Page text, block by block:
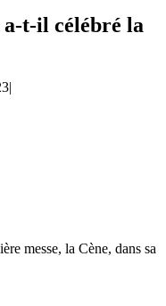
a-t-il célébré la
|
messe, la Cène, dans sa